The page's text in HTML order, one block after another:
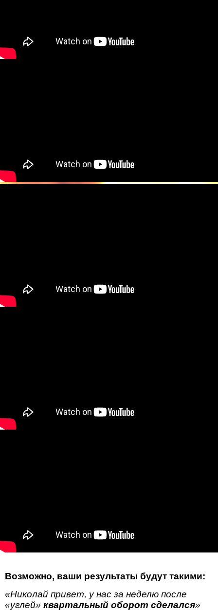
Возможно, ваши результаты будут такими:
«Николай привет, у нас за неделю после
«углей» квартальный оборот сделался»